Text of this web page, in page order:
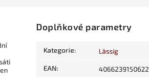
Doplňkové parametry
Kategorie: Lässig
EAN: 4066239150622